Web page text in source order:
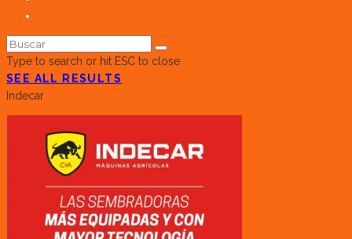
Type to search or hit ESC to close
SEE ALL RESULTS
Indecar